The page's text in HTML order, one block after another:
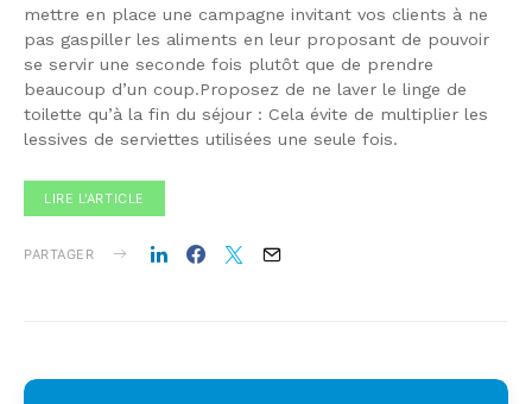
mettre en place une campagne invitant vos clients à ne
pas gaspiller les aliments en leur proposant de pouvoir
se servir une seconde fois plutôt que de prendre
beaucoup d’un coup.Proposez de ne laver le linge de
toilette qu’à la fin du séjour : Cela évite de multiplier les
lessives de serviettes utilisées une seule fois.
LIRE L'ARTICLE
PARTAGER